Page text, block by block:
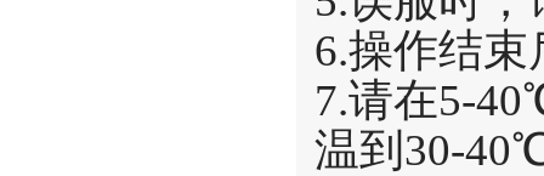
6.操作结
7.请在5-
温到30-